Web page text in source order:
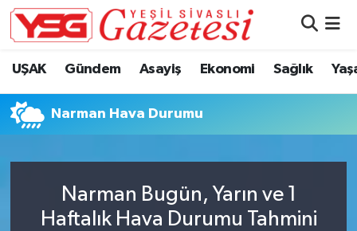
UŞAK Gündem Asayiş Ekonomi Sağlık
Narman Hava Durumu
Narman Bugün, Yarın ve 1
Haftalık Hava Durumu Tahmini
Süper Lig Puan Durumu ve Fikstür